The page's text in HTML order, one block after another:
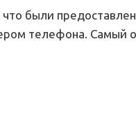
были
телефона. Самый